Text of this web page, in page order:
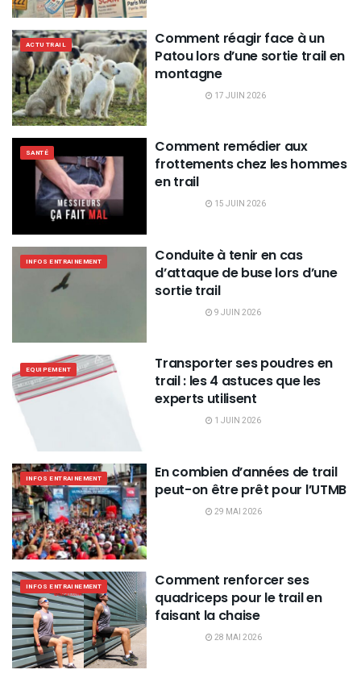
ACTU TRAIL
Comment réagir face à un
Patou lors d’une sortie trail en
montagne
17 JUIN 2026
SANTÉ
Comment remédier aux
frottements chez les hommes
en trail
15 JUIN 2026
INFOS ENTRAINEMENT
Conduite à tenir en cas
d’attaque de buse lors d’une
sortie trail
9 JUIN 2026
EQUIPEMENT
Transporter ses poudres en
trail : les 4 astuces que les
experts utilisent
1 JUIN 2026
INFOS ENTRAINEMENT
En combien d’années de trail
peut-on être prêt pour l’UTMB
29 MAI 2026
INFOS ENTRAINEMENT
Comment renforcer ses
quadriceps pour le trail en
faisant la chaise
28 MAI 2026